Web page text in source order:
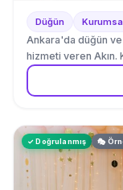
Düğün
Ankara'da düğün
hizmeti veren Akın.
deneyimli.
✓ Doğrulanmış 🎭